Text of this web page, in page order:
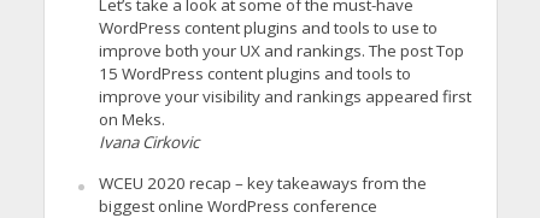
Let’s take a look at some of the must-have
WordPress content plugins and tools to use to
improve both your UX and rankings. The post Top
15 WordPress content plugins and tools to
improve your visibility and rankings appeared first
on Meks.
Ivana Cirkovic
WCEU 2020 recap – key takeaways from the
biggest online WordPress conference